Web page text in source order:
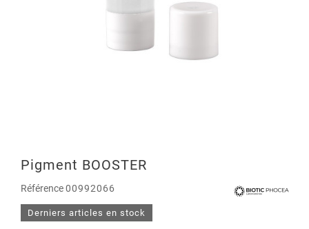
Pigment BOOSTER
Référence00992066
Derniers articles en stock